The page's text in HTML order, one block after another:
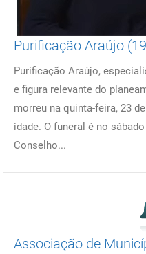
Purificação Araújo
Purificação Araújo,
e figura relevante do
morreu na quinta-feira, 23
idade. O funeral é no
Conselho...
Associação de